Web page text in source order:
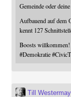
Gemeinde oder
Aufbauend auf dem
kennt 127
Boosts willkommen!
#Demokratie #
Till